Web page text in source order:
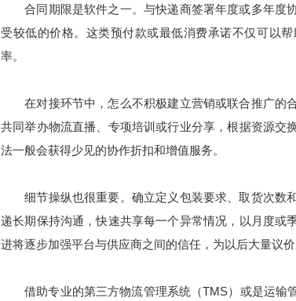
合同期限是软件之一。与快递商签署年度或多年度
受较低的价格。这类预付款或最低消费承诺不仅可以
率。
在对接环节中，怎么不积极建立营销或联合推广的
共同举办物流直播、专项培训或行业分享，根据资源交
法一般会获得少见的协作折扣和增值服务。
细节操纵也很重要。确立定义包装要求、取货次数
递长期保持沟通，快速共享每一个异常情况，以月度或
进将逐步加强平台与供应商之间的信任，为以后大量议价
借助专业的第三方物流管理系统（TMS）或是运输